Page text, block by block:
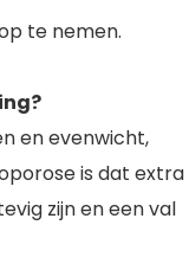
te nemen.
en evenwicht,
is dat extra
zijn en een val